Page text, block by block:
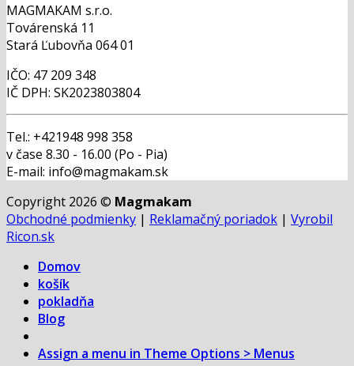
MAGMAKAM s.r.o.
Továrenská 11
Stará Ľubovňa 064 01
IČO: 47 209 348
IČ DPH: SK2023803804
Tel.: +421948 998 358
v čase 8.30 - 16.00 (Po - Pia)
E-mail: info@magmakam.sk
Copyright 2026 © Magmakam
Obchodné podmienky | Reklamačný poriadok | Vyrobil
Ricon.sk
Domov
košík
pokladňa
Blog
Assign a menu in Theme Options > Menus